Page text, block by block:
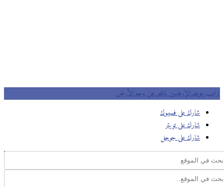
ترامب يتوعد الإرهابيين بالمحو عن وجه الأرض
شارك على فسيبوك
شارك على تويتر
شارك على جوجل